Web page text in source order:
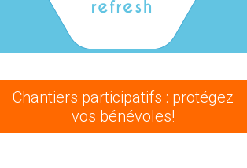
Chantiers participatifs : protégez
vos bénévoles!